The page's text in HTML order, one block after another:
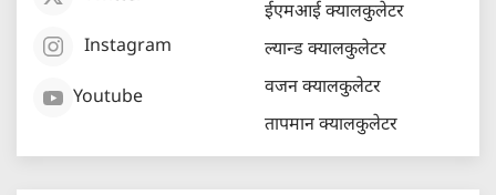
Instagram
Youtube
ईएमआई क्यालकुलेटर
ल्यान्ड क्यालकुलेटर
वजन क्यालकुलेटर
तापमान क्यालकुलेटर